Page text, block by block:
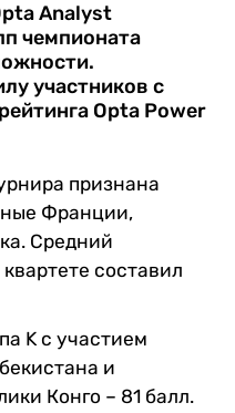
Analyst
чемпионата
участников с
Opta Power
признана
Франции,
Средний
составил
K с участием
и
Конго – 81 балл.